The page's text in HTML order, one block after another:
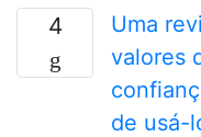
4
Uma
valores
de usá-